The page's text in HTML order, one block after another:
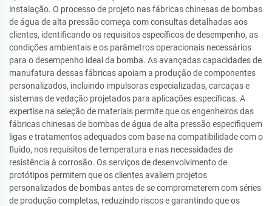
instalação. O processo de projeto nas fábricas chinesas de bombas
de água de alta pressão começa com consultas detalhadas aos
clientes, identificando os requisitos específicos de desempenho, as
condições ambientais e os parâmetros operacionais necessários
para o desempenho ideal da bomba. As avançadas capacidades de
manufatura dessas fábricas apoiam a produção de componentes
personalizados, incluindo impulsoras especializadas, carcaças e
sistemas de vedação projetados para aplicações específicas. A
expertise na seleção de materiais permite que os engenheiros das
fábricas chinesas de bombas de água de alta pressão especifiquem
ligas e tratamentos adequados com base na compatibilidade com o
fluido, nos requisitos de temperatura e nas necessidades de
resistência à corrosão. Os serviços de desenvolvimento de
protótipos permitem que os clientes avaliem projetos
personalizados de bombas antes de se comprometerem com séries
de produção completas, reduzindo riscos e garantindo que os